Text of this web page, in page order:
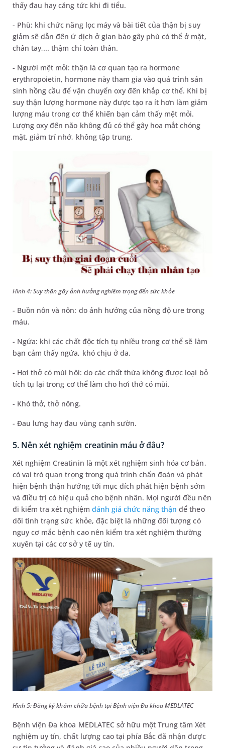
thấy đau hay căng tức khi đi tiểu.
- Phù: khi chức năng lọc máy và bài tiết của thận bị suy
giảm sẽ dẫn đến ứ dịch ở gian bào gây phù có thể ở mặt,
chân tay,... thậm chí toàn thân.
- Người mệt mỏi: thận là cơ quan tạo ra hormone
erythropoietin, hormone này tham gia vào quá trình sản
sinh hồng cầu để vận chuyển oxy đến khắp cơ thể. Khi bị
suy thận lượng hormone này được tạo ra ít hơn làm giảm
lượng máu trong cơ thể khiến bạn cảm thấy mệt mỏi.
Lượng oxy đến não không đủ có thể gây hoa mắt chóng
mặt, giảm trí nhớ, không tập trung.
Hình 4: Suy thận gây ảnh hưởng nghiêm trọng đến sức khỏe
- Buồn nôn và nôn: do ảnh hưởng của nồng độ ure trong
máu.
- Ngứa: khi các chất độc tích tụ nhiều trong cơ thể sẽ làm
bạn cảm thấy ngứa, khó chịu ở da.
- Hơi thở có mùi hôi: do các chất thừa không được loại bỏ
tích tụ lại trong cơ thể làm cho hơi thở có mùi.
- Khó thở, thở nông.
- Đau lưng hay đau vùng cạnh sườn.
5. Nên xét nghiệm creatinin máu ở đâu?
Xét nghiệm Creatinin là một xét nghiệm sinh hóa cơ bản,
có vai trò quan trọng trong quá trình chẩn đoán và phát
hiện bệnh thận hướng tới mục đích phát hiện bệnh sớm
và điều trị có hiệu quả cho bệnh nhân. Mọi người đều nên
đi kiểm tra xét nghiệm đánh giá chức năng thận để theo
dõi tình trạng sức khỏe, đặc biệt là những đối tượng có
nguy cơ mắc bệnh cao nên kiểm tra xét nghiệm thường
xuyên tại các cơ sở y tế uy tín.
Hình 5: Đăng ký khám chữa bệnh tại Bệnh viện Đa khoa MEDLATEC
Bệnh viện Đa khoa MEDLATEC sở hữu một Trung tâm Xét
nghiệm uy tín, chất lượng cao tại phía Bắc đã nhận được